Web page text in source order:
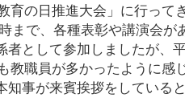
育の日推進大会」に行って
まで、各種表彰や講演会が
者として参加しましたが、
教職員が多かったように感
知事が来賓挨拶をしている